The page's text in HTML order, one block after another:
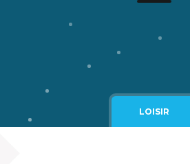
Mentions légales
LOISIR